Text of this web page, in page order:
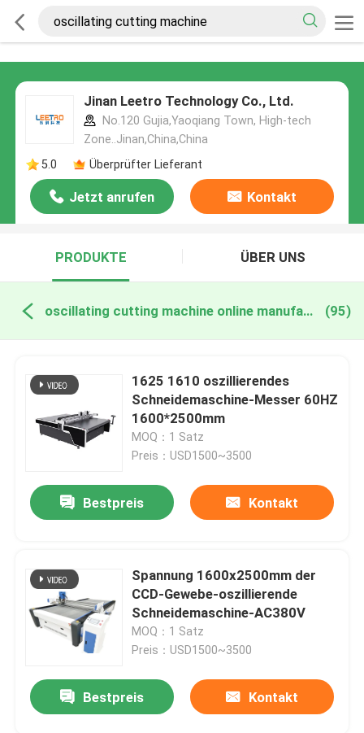
Jinan Leetro Technology Co., Ltd.
No.120 Gujia,Yaoqiang Town, High-tech
Zone..Jinan,China,China
5.0
Überprüfter Lieferant
Jetzt anrufen Kontakt
PRODUKTE ÜBER UNS
oscillating cutting machine online manufacture (95)
1625 1610 oszillierendes
Schneidemaschine-Messer 60HZ
1600*2500mm
MOQ：1 Satz
Preis：USD1500~3500
Bestpreis Kontakt
Spannung 1600x2500mm der
CCD-Gewebe-oszillierende
Schneidemaschine-AC380V
MOQ：1 Satz
Preis：USD1500~3500
Bestpreis Kontakt